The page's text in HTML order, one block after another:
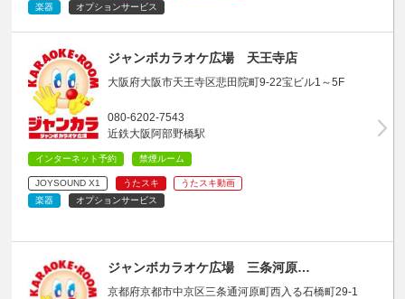
楽器
オプションサービス
ジャンボカラオケ広場 天王寺店
大阪府大阪市天王寺区悲田院町9-22宝ビル1～5F
080-6202-7543
近鉄大阪阿部野橋駅
インターネット予約 禁煙ルーム
JOYSOUND X1 うたスキ
うたスキ動画
楽器
オプションサービス
ジャンボカラオケ広場 三条河原…
京都府京都市中京区三条通河原町西入る石橋町29-1